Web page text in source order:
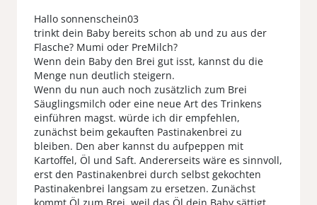
Hallo sonnenschein03
trinkt dein Baby bereits schon ab und zu aus der
Flasche? Mumi oder PreMilch?
Wenn dein Baby den Brei gut isst, kannst du die
Menge nun deutlich steigern.
Wenn du nun auch noch zusätzlich zum Brei
Säuglingsmilch oder eine neue Art des Trinkens
einführen magst. würde ich dir empfehlen,
zunächst beim gekauften Pastinakenbrei zu
bleiben. Den aber kannst du aufpeppen mit
Kartoffel, Öl und Saft. Andererseits wäre es sinnvoll,
erst den Pastinakenbrei durch selbst gekochten
Pastinakenbrei langsam zu ersetzen. Zunächst